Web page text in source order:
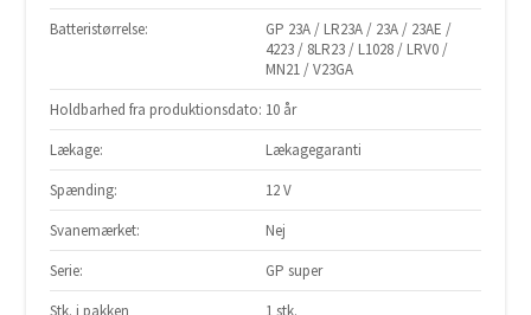
Batteristørrelse:
GP 23A / LR23A / 23A / 23AE /
4223 / 8LR23 / L1028 / LRV0 /
MN21 / V23GA
Holdbarhed fra produktionsdato: 10 år
Lækage:
Lækagegaranti
Spænding:
12 V
Svanemærket:
Nej
Serie:
GP super
Stk. i pakken
1 stk.